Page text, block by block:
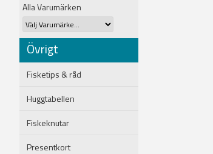
Alla Varumärken
Övrigt
Fisketips & råd
Huggtabellen
Fiskeknutar
Presentkort